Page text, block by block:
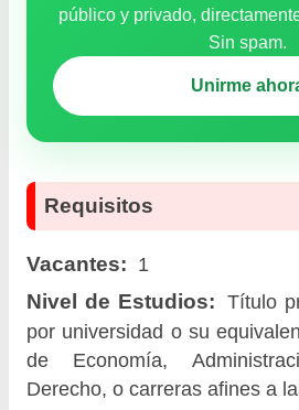
público y privado,
Sin spam.
Unirme
Requisitos
Vacantes: 1
Nivel de Estudios: Título
por universidad o su
de Economía,
Derecho, o carreras afines a